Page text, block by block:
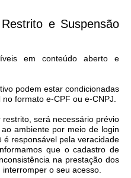
e Suspensão
em conteúdo aberto e
podem estar condicionadas
formato e-CPF ou e-CNPJ.
será necessário prévio
ambiente por meio de login
responsável pela veracidade
que o cadastro de
na prestação dos
o seu acesso.